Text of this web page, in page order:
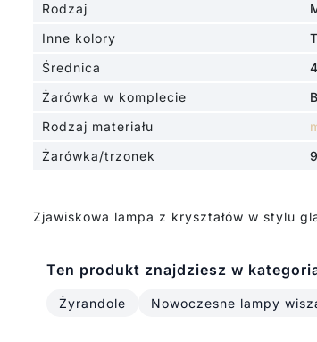
Rodzaj
Inne kolory
Średnica
Żarówka w komplecie
Rodzaj materiału
Żarówka/trzonek
Zjawiskowa lampa z kryształów w stylu
Ten produkt znajdziesz w
Żyrandole Nowoczesne lampy